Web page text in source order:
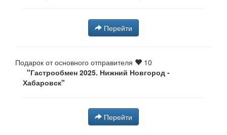
Перейти
Подарок от основного отправителя
10
"Гастрообмен 2025. Нижний Новгород -
Хабаровск"
Перейти